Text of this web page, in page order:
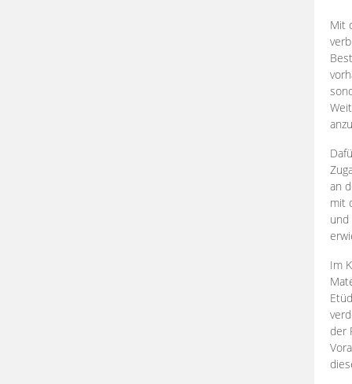
Mit
an
mit
und
Im
der